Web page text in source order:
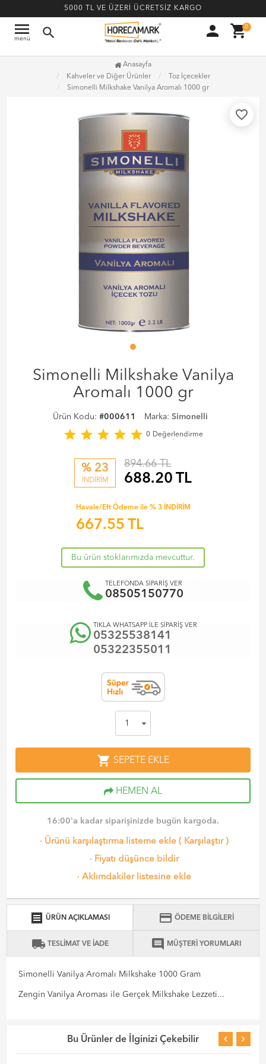
5000 TL VE ÜZERİ ÜCRETSİZ KARGO
menu
menü search person shopping_cart0
Anasayfa
Kahveler ve Diğer Ürünler
Toz İçecekler
Simonelli Milkshake Vanilya Aromalı 1000 gr
favorite_border
Simonelli Milkshake Vanilya
Aromalı 1000 gr
Ürün Kodu: #000611 Marka: Simonelli
star star star star star 0 Değerlendirme
% 23
İNDİRİM
894.66 TL
688.20 TL
Havale/Eft Ödeme ile % 3 İNDİRİM
667.55 TL
Bu ürün stoklarımızda mevcuttur.
TELEFONDA SİPARİŞ VER
08505150770
TIKLA WHATSAPP İLE SİPARİŞ VER
05325538141
05322355011
shopping_cart SEPETE EKLE
HEMEN AL
16:00'a kadar siparişinizde bugün kargoda.
· Ürünü karşılaştırma listeme ekle ( Karşılaştır)
· Fiyatı düşünce bildir
· Aklımdakiler listesine ekle
receipt ÜRÜN AÇIKLAMASI credit_card ÖDEME BİLGİLERİ
local_shipping TESLİMAT VE İADE comment MÜŞTERİ YORUMLARI
Simonelli Vanilya Aromalı Milkshake 1000 Gram
Zengin Vanilya Aroması ile Gerçek Milkshake Lezzeti...
Bu Ürünler de İlginizi Çekebilir